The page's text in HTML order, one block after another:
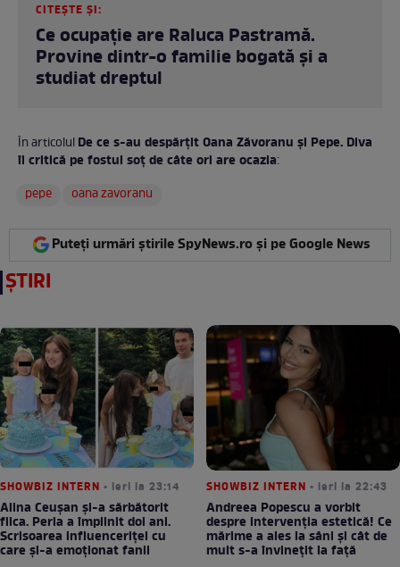
CITEȘTE ȘI:
Ce ocupație are Raluca Pastramă.
Provine dintr-o familie bogată și a
studiat dreptul
În articolulDe ce s-au despărțit Oana Zăvoranu și Pepe. Diva
îl critică pe fostul soț de câte ori are ocazia:
pepe
oana zavoranu
Puteți urmări știrile SpyNews.ro și pe Google News
ȘTIRI
SHOWBIZ INTERN • ieri la 23:14
Alina Ceușan și-a sărbătorit
fiica. Perla a împlinit doi ani.
Scrisoarea influenceriței cu
care și-a emoționat fanii
SHOWBIZ INTERN • ieri la 22:43
Andreea Popescu a vorbit
despre intervenția estetică! Ce
mărime a ales la sâni și cât de
mult s-a învinețit la față